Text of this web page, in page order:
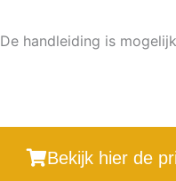
De handleiding is
Bekijk hier de